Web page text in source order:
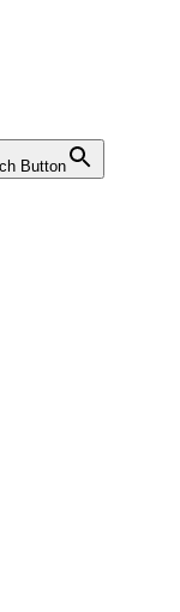
Button